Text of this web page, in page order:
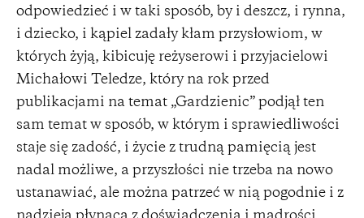
odpowiedzieć i w taki sposób, by i deszcz, i rynna,
i dziecko, i kąpiel zadały kłam przysłowiom, w
których żyją, kibicuję reżyserowi i przyjacielowi
Michałowi Teledze, który na rok przed
publikacjami na temat „Gardzienic” podjął ten
sam temat w sposób, w którym i sprawiedliwości
staje się zadość, i życie z trudną pamięcią jest
nadal możliwe, a przyszłości nie trzeba na nowo
ustanawiać, ale można patrzeć w nią pogodnie i z